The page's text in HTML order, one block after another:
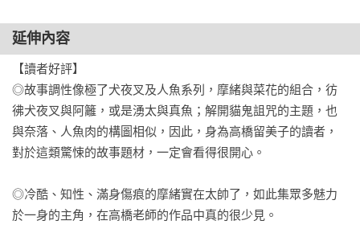
延伸內容
【讀者好評】
◎故事調性像極了犬夜叉及人魚系列，摩緒與菜花的組合，彷
彿犬夜叉與阿籬，或是湧太與真魚；解開貓鬼詛咒的主題，也
與奈落、人魚肉的構圖相似，因此，身為高橋留美子的讀者，
對於這類驚悚的故事題材，一定會看得很開心。
◎冷酷、知性、滿身傷痕的摩緒實在太帥了，如此集眾多魅力
於一身的主角，在高橋老師的作品中真的很少見。